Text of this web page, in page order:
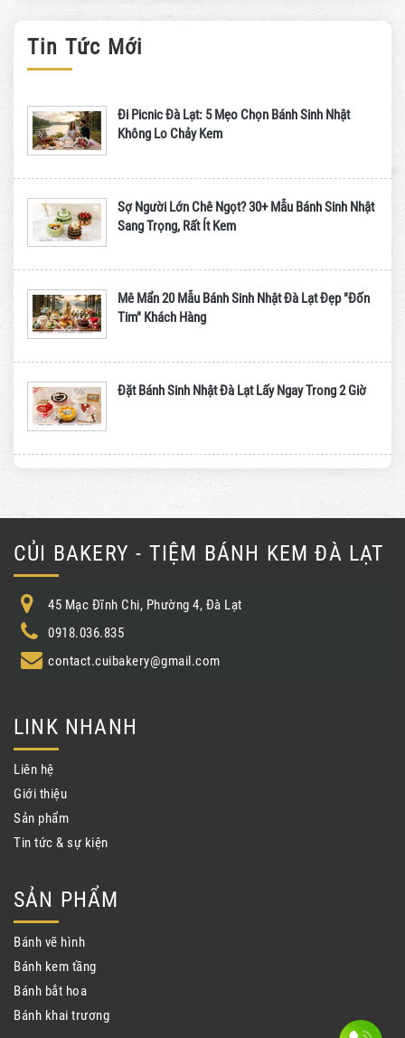
Tin Tức Mới
Đi Picnic Đà Lạt: 5 Mẹo Chọn Bánh Sinh Nhật
Không Lo Chảy Kem
Sợ Người Lớn Chê Ngọt? 30+ Mẫu Bánh Sinh Nhật
Sang Trọng, Rất Ít Kem
Mê Mẩn 20 Mẫu Bánh Sinh Nhật Đà Lạt Đẹp "Đốn
Tim" Khách Hàng
Đặt Bánh Sinh Nhật Đà Lạt Lấy Ngay Trong 2 Giờ
CỦI BAKERY - TIỆM BÁNH KEM ĐÀ LẠT
45 Mạc Đĩnh Chi, Phường 4, Đà Lạt
0918.036.835
contact.cuibakery@gmail.com
LINK NHANH
Liên hệ
Giới thiệu
Sản phẩm
Tin tức & sự kiện
SẢN PHẨM
Bánh vẽ hình
Bánh kem tầng
Bánh bắt hoa
Bánh khai trương